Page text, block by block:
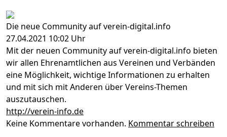
Die neue Community auf verein-digital.info
27.04.2021 10:02 Uhr
Mit der neuen Community auf verein-digital.info bieten
wir allen Ehrenamtlichen aus Vereinen und Verbänden
eine Möglichkeit, wichtige Informationen zu erhalten
und mit sich mit Anderen über Vereins-Themen
auszutauschen.
http://verein-info.de
Keine Kommentare vorhanden. Kommentar schreiben